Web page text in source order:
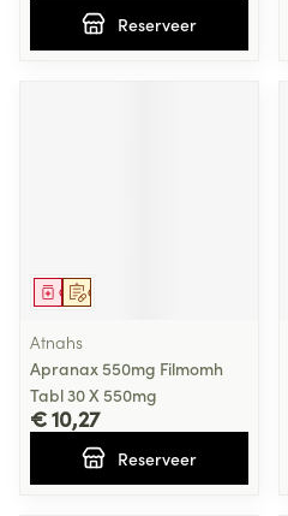
Reserveer
Op voorschrift
Geneesmiddel
Atnahs
Apranax 550mg Filmomh
Tabl 30 X 550mg
€ 10,27
Reserveer